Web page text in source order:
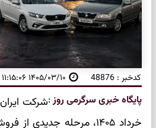
کدخبر : 48876 ۱۴۰۵/۰۳/۱۰ ۱۱:۱۵:۰۶
پایگاه خبری سرگرمی روز:شرکت
خرداد ۱۴۰۵، مرحله جدیدی